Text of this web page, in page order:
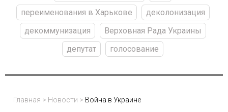
переименования в Харькове
деколонизация
декоммунизация
Верховная Рада Украины
депутат
голосование
Главная > Новости > Война в Украине